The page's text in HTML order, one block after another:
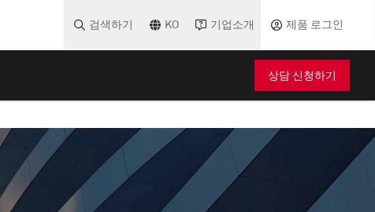
검색하기 KO 기업소개 제품 로그인
상담 신청하기